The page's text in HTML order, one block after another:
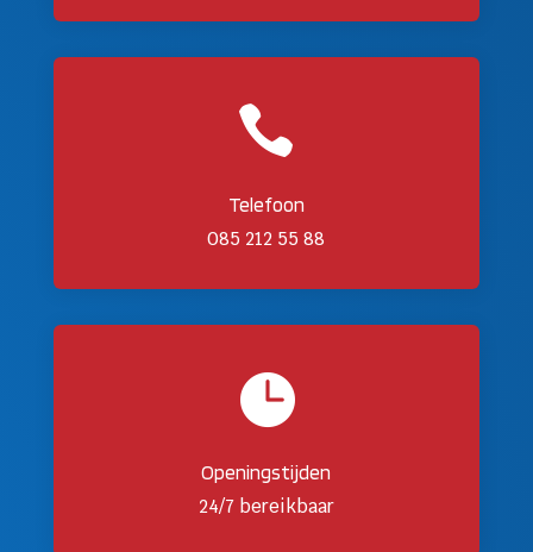

Telefoon
085 212 55 88

Openingstijden
24/7 bereikbaar